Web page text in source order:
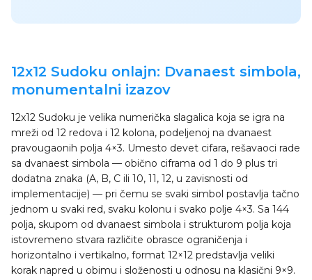
12x12 Sudoku onlajn: Dvanaest simbola,
monumentalni izazov
12x12 Sudoku je velika numerička slagalica koja se igra na
mreži od 12 redova i 12 kolona, podeljenoj na dvanaest
pravougaonih polja 4×3. Umesto devet cifara, rešavaoci rade
sa dvanaest simbola — obično ciframa od 1 do 9 plus tri
dodatna znaka (A, B, C ili 10, 11, 12, u zavisnosti od
implementacije) — pri čemu se svaki simbol postavlja tačno
jednom u svaki red, svaku kolonu i svako polje 4×3. Sa 144
polja, skupom od dvanaest simbola i strukturom polja koja
istovremeno stvara različite obrasce ograničenja i
horizontalno i vertikalno, format 12×12 predstavlja veliki
korak napred u obimu i složenosti u odnosu na klasični 9×9.